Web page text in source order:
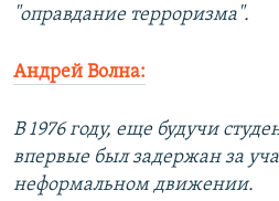
"оправдание терроризма".
Андрей Волна:
В 1976 году, еще будучи
впервые был задержан за
неформальном движении.